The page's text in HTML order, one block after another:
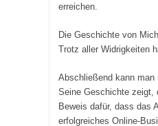
erreichen.
Die Geschichte von
Trotz aller Widrigkeiten
Abschließend kann
Seine Geschichte zeigt,
Beweis dafür, dass das
erfolgreiches Online-